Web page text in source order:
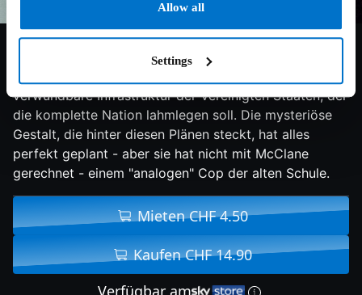
Allow all
Settings
6.6/10 2007 140 min Action
verwundbare Infrastruktur der Vereinigten Staaten, der
die komplette Nation lahmlegen soll. Die mysteriöse
Gestalt, die hinter diesen Plänen steckt, hat alles
perfekt geplant - aber sie hat nicht mit McClane
gerechnet - einem "analogen" Cop der alten Schule.
Mieten CHF 4.50
Kaufen CHF 14.90
Verfügbar am